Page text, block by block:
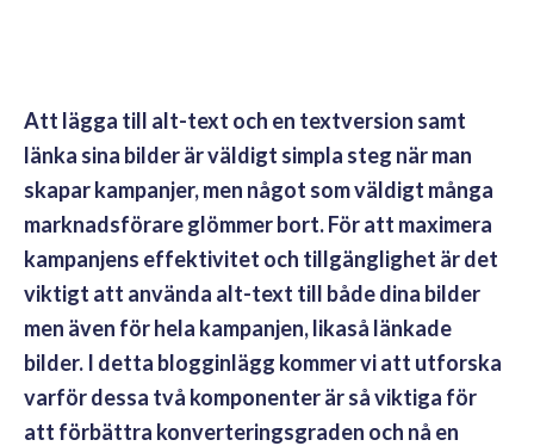
Att lägga till alt-text och en textversion samt
länka sina bilder är väldigt simpla steg när man
skapar kampanjer, men något som väldigt många
marknadsförare glömmer bort. För att maximera
kampanjens effektivitet och tillgänglighet är det
viktigt att använda alt-text till både dina bilder
men även för hela kampanjen, likaså länkade
bilder. I detta blogginlägg kommer vi att utforska
varför dessa två komponenter är så viktiga för
att förbättra konverteringsgraden och nå en